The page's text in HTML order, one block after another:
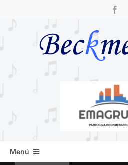
Menú